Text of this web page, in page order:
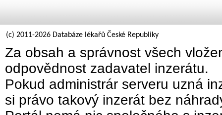
(c) 2011-2026 Databáze lékařů České Republiky
Za obsah a správnost všech
odpovědnost zadavatel inzerátu.
Pokud administrár serveru uzná
si právo takový inzerát bez